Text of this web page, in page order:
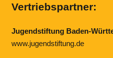
Vertriebspartner:
Jugendstiftung Baden-
www.jugendstiftung.de